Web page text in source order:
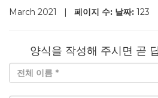
March 2021 | 페이지 수: 날짜: 123
양식을 작성해 주시면 곧